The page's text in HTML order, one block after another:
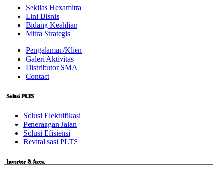
Sekilas Hexamitra
Lini Bisnis
Bidang Keahlian
Mitra Strategis
Pengalaman/Klien
Galeri Aktivitas
Distributor SMA
Contact
Solusi PLTS
Solusi Elektrifikasi
Penerangan Jalan
Solusi Efisiensi
Revitalisasi PLTS
Inverter & Accs.